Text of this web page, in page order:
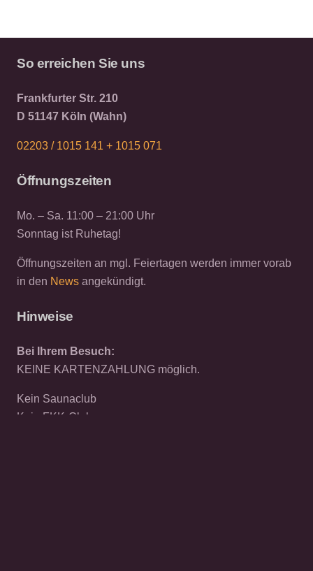
So erreichen Sie uns
Frankfurter Str. 210
D 51147 Köln (Wahn)
02203 / 1015 141 + 1015 071
Öffnungszeiten
Mo. – Sa. 11:00 – 21:00 Uhr
Sonntag ist Ruhetag!
Öffnungszeiten an mgl. Feiertagen werden immer vorab
in den News angekündigt.
Hinweise
Bei Ihrem Besuch:
KEINE KARTENZAHLUNG möglich.
Kein Saunaclub
Kein FKK-Club